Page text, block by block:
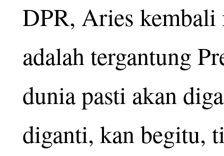
DPR, Aries kembali
adalah tergantung
dunia pasti akan
diganti, kan begitu,